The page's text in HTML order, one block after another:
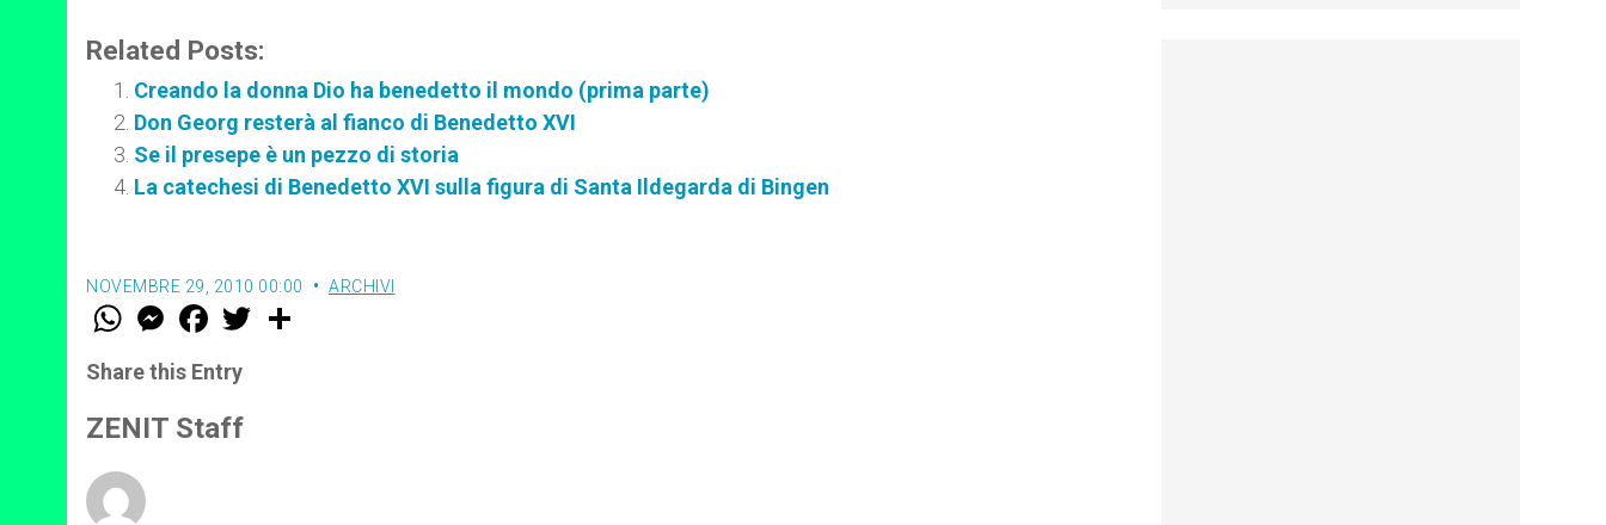
p e
r
k
Related Posts:
Creando la donna Dio ha benedetto il mondo (prima parte)
Don Georg resterà al fianco di Benedetto XVI
Se il presepe è un pezzo di storia
La catechesi di Benedetto XVI sulla figura di Santa Ildegarda di Bingen
NOVEMBRE 29, 2010 00:00 ARCHIVI
W
t
s
p
p
M
e
s
e
g
e
F
a
e
b
o
k
w
Share this Entry
ZENIT Staff